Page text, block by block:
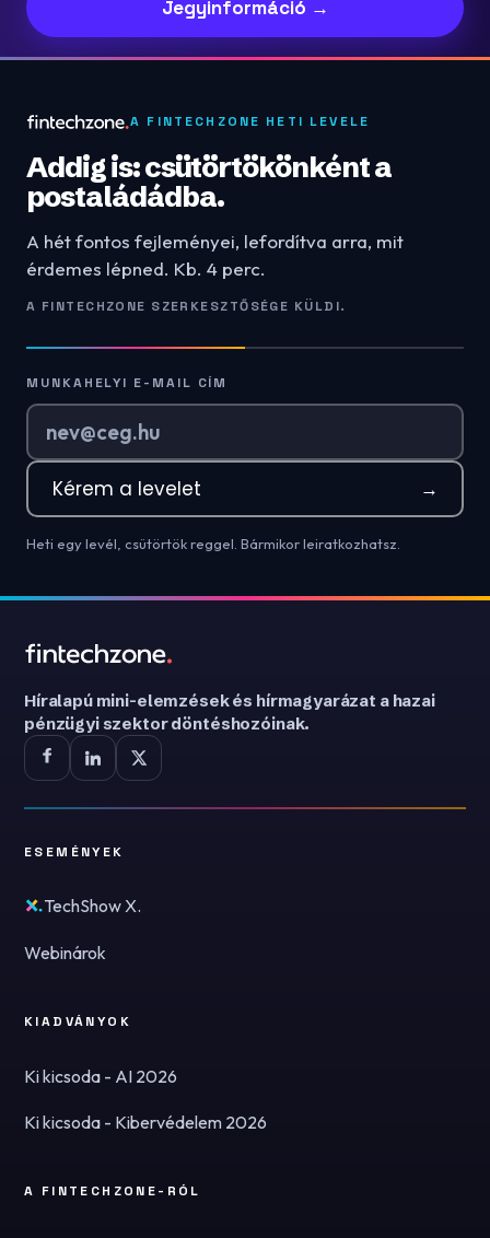
Jegyinformáció →
A FINTECHZONE HETI LEVELE
Addig is: csütörtökönként a
postaládádba.
A hét fontos fejleményei, lefordítva arra, mit
érdemes lépned. Kb. 4 perc.
A FINTECHZONE SZERKESZTŐSÉGE KÜLDI.
MUNKAHELYI E-MAIL CÍM
Kérem a levelet →
Heti egy levél, csütörtök reggel. Bármikor leiratkozhatsz.
Híralapú mini-elemzések és hírmagyarázat a hazai
pénzügyi szektor döntéshozóinak.
ESEMÉNYEK
TechShow X.
Webinárok
KIADVÁNYOK
Ki kicsoda - AI 2026
Ki kicsoda - Kibervédelem 2026
A FINTECHZONE-RÓL